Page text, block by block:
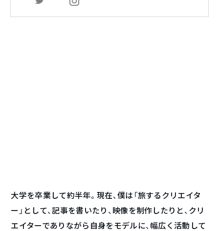
大学を卒業して約半年。現在、僕は「旅するクリエイタ
ー」として、記事を書いたり、映像を制作したりと、クリ
エイターでありながら自身をモデルに、幅広く活動して